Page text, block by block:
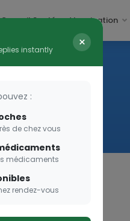
Conseil Santé Vaccination
instantly ×
:
de chez vous
médicaments
rendez-vous